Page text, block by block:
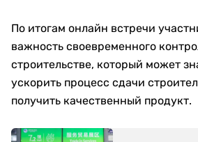
По итогам онлайн встречи
важность своевременного
строительстве, который может
ускорить процесс сдачи
получить качественный продукт.